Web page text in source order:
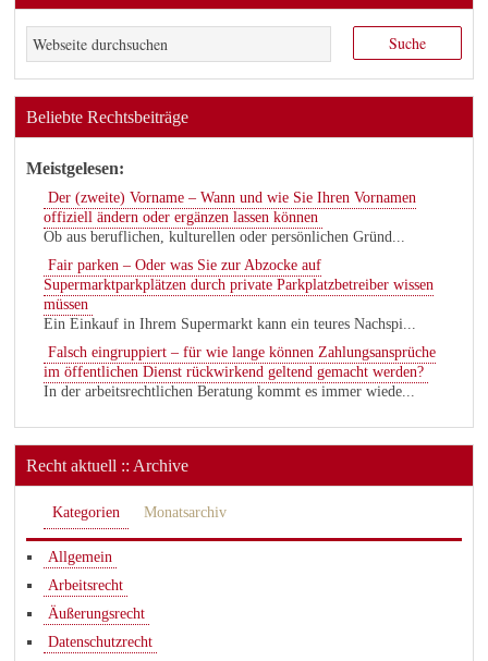
Beliebte Rechtsbeiträge
Meistgelesen:
Der (zweite) Vorname – Wann und wie Sie Ihren Vornamen
offiziell ändern oder ergänzen lassen können
Ob aus beruflichen, kulturellen oder persönlichen Gründ...
Fair parken – Oder was Sie zur Abzocke auf
Supermarktparkplätzen durch private Parkplatzbetreiber wissen
müssen
Ein Einkauf in Ihrem Supermarkt kann ein teures Nachspi...
Falsch eingruppiert – für wie lange können Zahlungsansprüche
im öffentlichen Dienst rückwirkend geltend gemacht werden?
In der arbeitsrechtlichen Beratung kommt es immer wiede...
Recht aktuell :: Archive
Kategorien Monatsarchiv
Allgemein
Arbeitsrecht
Äußerungsrecht
Datenschutzrecht